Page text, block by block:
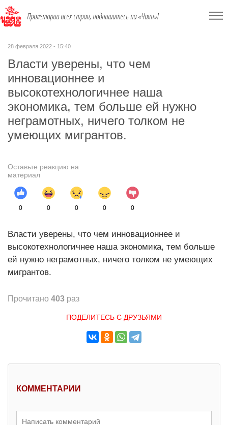
Пролетарии всех стран, подпишитесь на «Чаян»!
28 февраля 2022 - 15:40
Власти уверены, что чем
инновационнее и
высокотехнологичнее наша
экономика, тем больше ей нужно
неграмотных, ничего толком не
умеющих мигрантов.
Оставьте реакцию на
материал
0 0 0 0 0
Власти уверены, что чем инновационнее и
высокотехнологичнее наша экономика, тем больше
ей нужно неграмотных, ничего толком не умеющих
мигрантов.
Прочитано 403 раз
ПОДЕЛИТЕСЬ С ДРУЗЬЯМИ
КОММЕНТАРИИ